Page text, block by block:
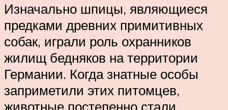
Изначально шпицы, являющиеся
предками древних примитивных
собак, играли роль охранников
жилищ бедняков на территории
Германии. Когда знатные особы
заприметили этих питомцев,
животные постепенно стали